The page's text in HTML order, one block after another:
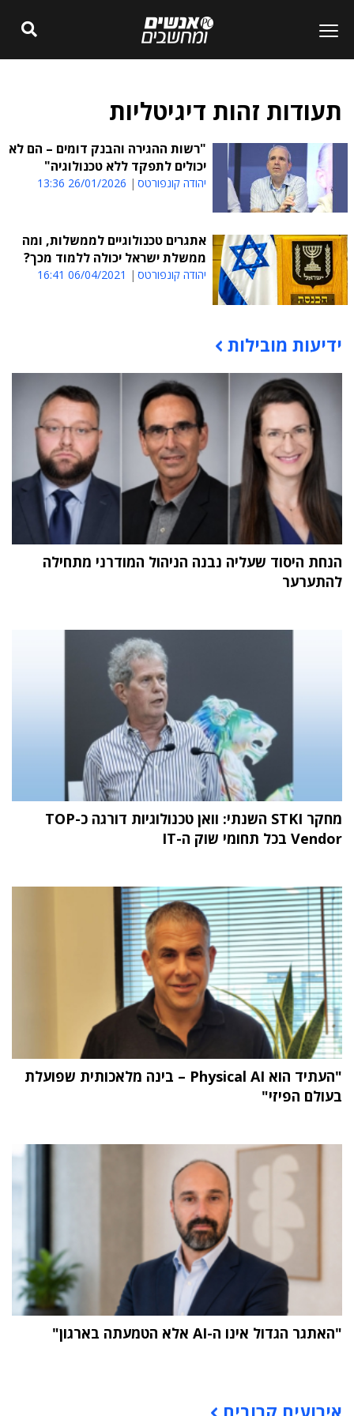
תעודות זהות דיגיטליות
"רשות ההגירה והבנק דומים – הם לא
יכולים לתפקד ללא טכנולוגיה"
יהודה קונפורטס 26/01/2026 13:36
אתגרים טכנולוגיים לממשלות, ומה
ממשלת ישראל יכולה ללמוד מכך?
יהודה קונפורטס 06/04/2021 16:41
תוכן פרסומי
ידיעות מובילות
הנחת היסוד שעליה נבנה הניהול המודרני מתחילה
להתערער
מחקר STKI השנתי: וואן טכנולוגיות דורגה כ-TOP
Vendor בכל תחומי שוק ה-IT
"העתיד הוא Physical AI – בינה מלאכותית שפועלת
בעולם הפיזי"
"האתגר הגדול אינו ה-AI אלא הטמעתה בארגון"
אירועים קרובים